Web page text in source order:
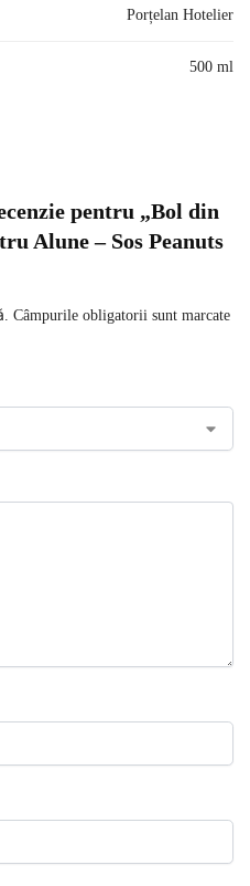
Porțelan Hotelier
500 ml
pentru „Bol din
Alune – Sos Peanuts
Câmpurile obligatorii sunt marcate